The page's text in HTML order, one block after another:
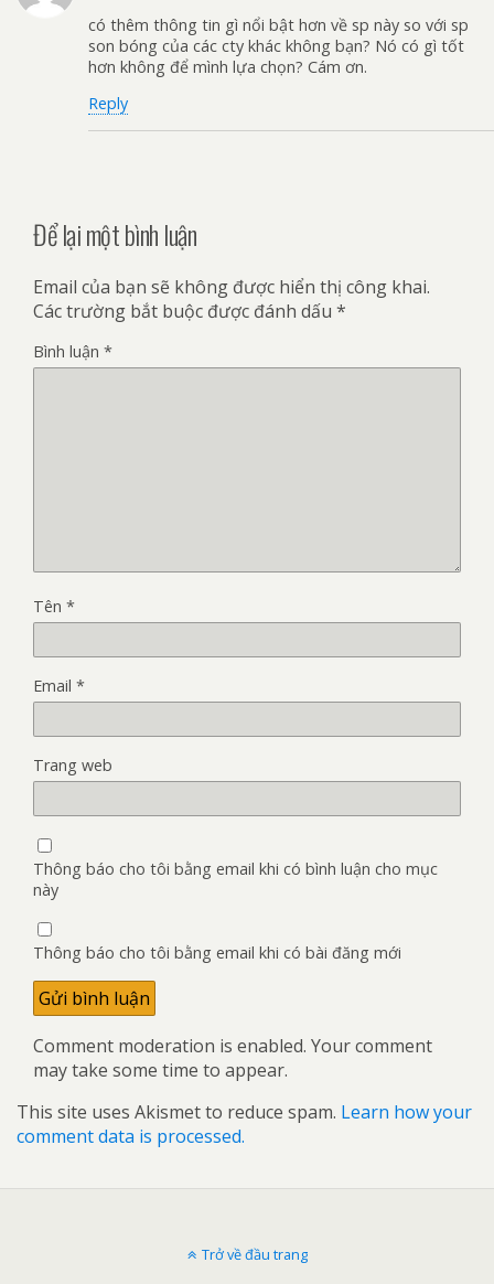
có thêm thông tin gì nổi bật hơn về sp này so với sp
son bóng của các cty khác không bạn? Nó có gì tốt
hơn không để mình lựa chọn? Cám ơn.
Reply
Để lại một bình luận
Email của bạn sẽ không được hiển thị công khai.
Các trường bắt buộc được đánh dấu *
Bình luận *
Tên *
Email *
Trang web
Thông báo cho tôi bằng email khi có bình luận cho mục
này
Thông báo cho tôi bằng email khi có bài đăng mới
Comment moderation is enabled. Your comment
may take some time to appear.
This site uses Akismet to reduce spam. Learn how your
comment data is processed.
Trở về đầu trang